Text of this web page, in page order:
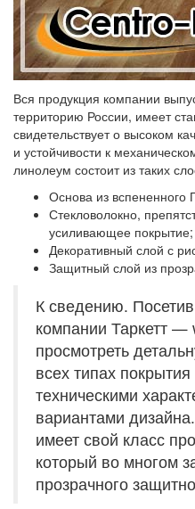
Вся продукция компании
территорию России, имеет
свидетельствует о высоком
и устойчивости к
линолеум состоит из таких
Основа из вспененного
Стекловолокно,
усиливающее покрытие;
Декоративный слой с
Защитный слой из
К сведению.
компании Таркетт
просмотреть
всех типах
техническими
вариантами
имеет свой класс
который во многом
прозрачного